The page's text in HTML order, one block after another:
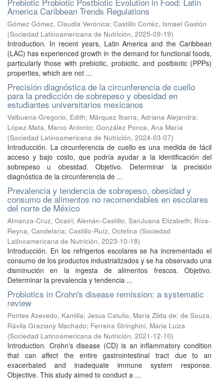
America Caribbean Trends Regulations
Gómez Gómez, Claudia Verónica; Castillo Cortéz, Ismael Gastón
(Sociedad Latinoamericana de Nutrición, 2025-09-19)
Introduction. In recent years, Latin America and the Caribbean
(LAC) has experienced growth in the demand for functional foods,
particularly those with prebiotic, probiotic, and postbiotic (PPPs)
properties, which are not ...
Precisión diagnóstica de la circunferencia de cuello
para la predicción de sobrepeso y obesidad en
estudiantes universitarios mexicanos
Valbuena-Gregorio, Edith; Márquez Ibarra, Adriana Alejandra;
López-Mata, Marco Antonio; González Ponce, Ana María
(Sociedad Latinoamericana de Nutrición, 2024-03-07)
Introducción. La circunferencia de cuello es una medida de fácil
acceso y bajo costo, que podría ayudar a la identificación del
sobrepeso u obesidad. Objetivo. Determinar la precisión
diagnóstica de la circunferencia de ...
Prevalencia y tendencia de sobrepeso, obesidad y
consumo de alimentos no recomendables en escolares
del norte de México
Almanza-Cruz, Ocairi; Alemán-Castillo, SanJuana Elizabeth; Ríos-
Reyna, Candelaria; Castillo-Ruíz, Octelina (Sociedad
Latinoamericana de Nutrición, 2023-10-18)
Introducción. En los refrigerios escolares se ha incrementado el
consumo de los productos industrializados y se ha observado una
disminución en la ingesta de alimentos frescos. Objetivo.
Determinar la prevalencia y tendencia ...
Probiotics in Crohn's disease remission: a systematic
review
Pontes Azevedo, Kamilla; Jesus Catulio, Maria Zilda de; de Souza,
Rávila Graziany Machado; Ferreira Stringhini, Maria Luiza
(Sociedad Latinoamericana de Nutrición, 2021-12-10)
Introduction. Crohn's disease (CD) is an inflammatory condition
that can affect the entire gastrointestinal tract due to an
exacerbated and inadequate immune system response.
Objective. This study aimed to conduct a ...